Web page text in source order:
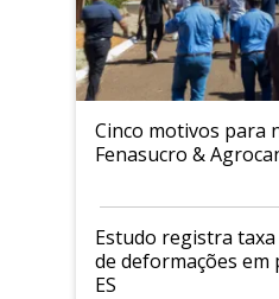
Cinco motivos para
Fenasucro &
Estudo registra
de deformações em
ES